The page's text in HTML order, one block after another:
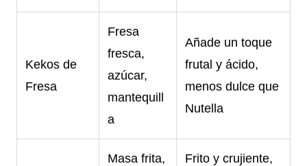
Kekos de
Fresa
Fresa
fresca,
azúcar,
mantequill
a
Añade un toque
frutal y ácido,
menos dulce que
Nutella
Masa frita,
Frito y crujiente,